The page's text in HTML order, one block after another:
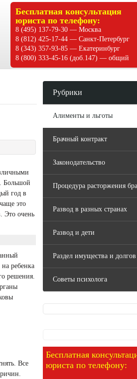
Бесплатная консультация
юриста по телефону:
8 (495) 137-79-30 — Москва
8 (812) 425-17-44 — Санкт-Петербург
8 (343) 357-93-85 — Екатеринбург
8 (800) 333-45-16 (доб.147) — общий
Большой
год в
это
Это очень
ребенка
решения.
Все
Рубрики
Алименты и льготы
Брачный контракт
Законодательство
Процедура расторжения
Развод в разных странах
Развод и дети
Раздел имущества и долгов
Советы психолога
Бесплатная
юриста по телефону: